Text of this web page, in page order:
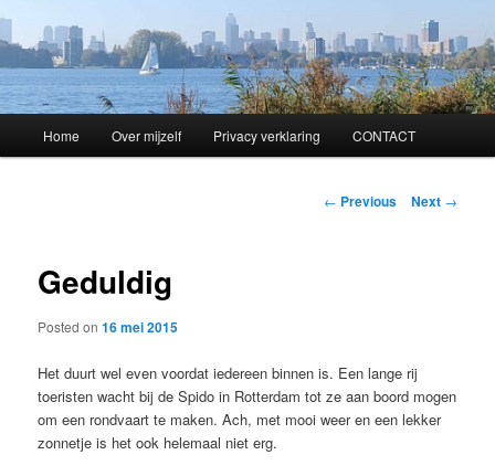
Skip
content
Home Over mijzelf Privacy verklaring CONTACT
Post
← Previous Next →
Geduldig
Posted on16 mei 2015
Het duurt wel even voordat iedereen binnen is. Een lange rij
toeristen wacht bij de Spido in Rotterdam tot ze aan boord mogen
om een rondvaart te maken. Ach, met mooi weer en een lekker
zonnetje is het ook helemaal niet erg.